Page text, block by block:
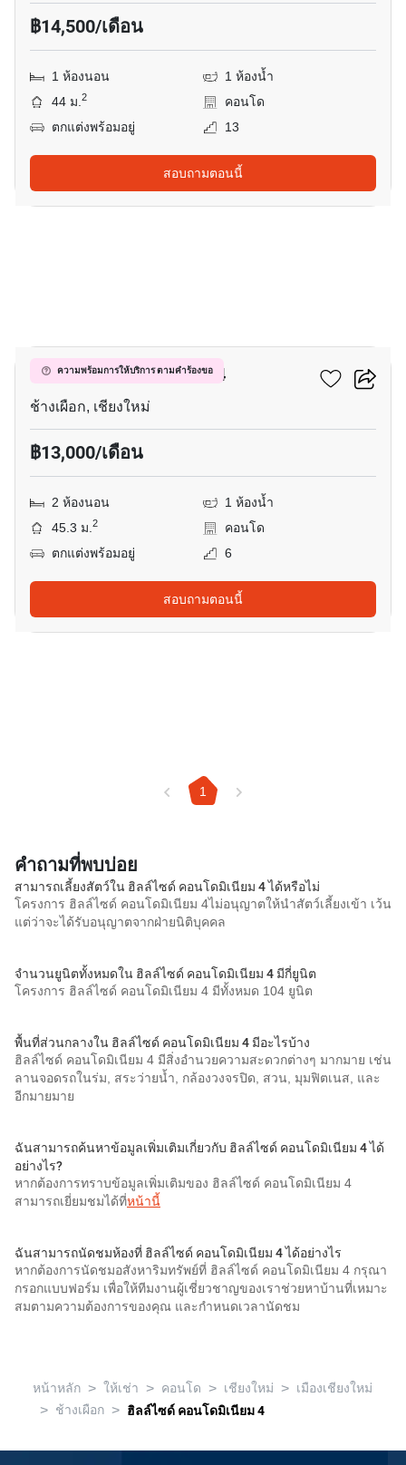
฿14,500/เดือน
1 ห้องนอน
1 ห้องน้ำ
44 ม.2
คอนโด
ตกแต่งพร้อมอยู่
13
สอบถามตอนนี้
ความพร้อมการให้บริการ ตามคำร้องขอ
ฮิลล์ไซด์ คอนโดมิเนียม 4
ช้างเผือก, เชียงใหม่
฿13,000/เดือน
2 ห้องนอน
1 ห้องน้ำ
45.3 ม.2
คอนโด
ตกแต่งพร้อมอยู่
6
สอบถามตอนนี้
1
คำถามที่พบบ่อย
สามารถเลี้ยงสัตว์ใน ฮิลล์ไซด์ คอนโดมิเนียม 4 ได้หรือไม่
โครงการ ฮิลล์ไซด์ คอนโดมิเนียม 4ไม่อนุญาตให้นำสัตว์เลี้ยงเข้า เว้น
แต่ว่าจะได้รับอนุญาตจากฝ่ายนิติบุคคล
จำนวนยูนิตทั้งหมดใน ฮิลล์ไซด์ คอนโดมิเนียม 4 มีกี่ยูนิต
โครงการ ฮิลล์ไซด์ คอนโดมิเนียม 4 มีทั้งหมด 104 ยูนิต
พื้นที่ส่วนกลางใน ฮิลล์ไซด์ คอนโดมิเนียม 4 มีอะไรบ้าง
ฮิลล์ไซด์ คอนโดมิเนียม 4 มีสิ่งอำนวยความสะดวกต่างๆ มากมาย เช่น
ลานจอดรถในร่ม, สระว่ายน้ำ, กล้องวงจรปิด, สวน, มุมฟิตเนส, และ
อีกมายมาย
ฉันสามารถค้นหาข้อมูลเพิ่มเติมเกี่ยวกับ ฮิลล์ไซด์ คอนโดมิเนียม 4 ได้
อย่างไร?
หากต้องการทราบข้อมูลเพิ่มเติมของ ฮิลล์ไซด์ คอนโดมิเนียม 4
สามารถเยี่ยมชมได้ที่หน้านี้
ฉันสามารถนัดชมห้องที่ ฮิลล์ไซด์ คอนโดมิเนียม 4 ได้อย่างไร
หากต้องการนัดชมอสังหาริมทรัพย์ที่ ฮิลล์ไซด์ คอนโดมิเนียม 4 กรุณา
กรอกแบบฟอร์ม เพื่อให้ทีมงานผู้เชี่ยวชาญของเราช่วยหาบ้านที่เหมาะ
สมตามความต้องการของคุณ และกำหนดเวลานัดชม
หน้าหลัก > ให้เช่า > คอนโด > เชียงใหม่ > เมืองเชียงใหม่
> ช้างเผือก > ฮิลล์ไซด์ คอนโดมิเนียม 4